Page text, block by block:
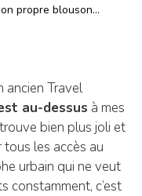
propre blouson…
ancien Travel
au-dessus à mes
bien plus joli et
tous les accès au
urbain qui ne veut
constamment, c’est